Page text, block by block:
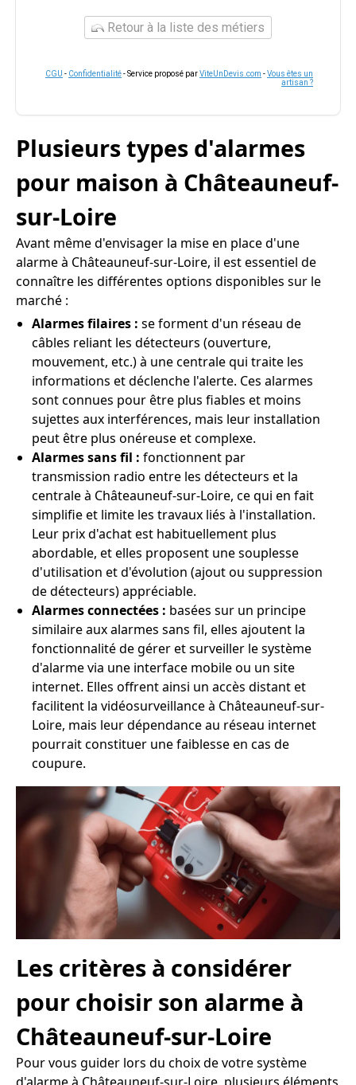
Retour à la liste des métiers
CGU - Confidentialité- Service proposé parViteUnDevis.com -Vous êtes un
artisan ?
Plusieurs types d'alarmes
pour maison à Châteauneuf-
sur-Loire
Avant même d'envisager la mise en place d'une
alarme à Châteauneuf-sur-Loire, il est essentiel de
connaître les différentes options disponibles sur le
marché :
Alarmes filaires : se forment d'un réseau de
câbles reliant les détecteurs (ouverture,
mouvement, etc.) à une centrale qui traite les
informations et déclenche l'alerte. Ces alarmes
sont connues pour être plus fiables et moins
sujettes aux interférences, mais leur installation
peut être plus onéreuse et complexe.
Alarmes sans fil : fonctionnent par
transmission radio entre les détecteurs et la
centrale à Châteauneuf-sur-Loire, ce qui en fait
simplifie et limite les travaux liés à l'installation.
Leur prix d'achat est habituellement plus
abordable, et elles proposent une souplesse
d'utilisation et d'évolution (ajout ou suppression
de détecteurs) appréciable.
Alarmes connectées : basées sur un principe
similaire aux alarmes sans fil, elles ajoutent la
fonctionnalité de gérer et surveiller le système
d'alarme via une interface mobile ou un site
internet. Elles offrent ainsi un accès distant et
facilitent la vidéosurveillance à Châteauneuf-sur-
Loire, mais leur dépendance au réseau internet
pourrait constituer une faiblesse en cas de
coupure.
Les critères à considérer
pour choisir son alarme à
Châteauneuf-sur-Loire
Pour vous guider lors du choix de votre système